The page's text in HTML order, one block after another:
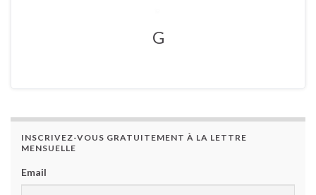
G
INSCRIVEZ-VOUS GRATUITEMENT À LA LETTRE
MENSUELLE
Email